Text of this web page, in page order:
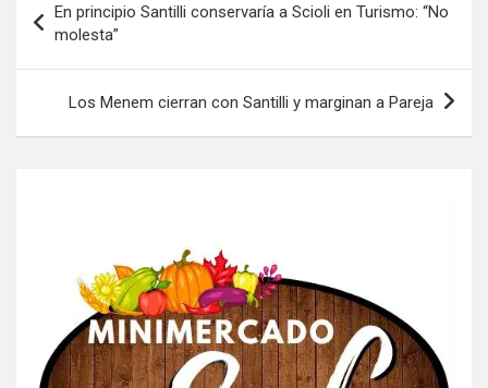
de
entradas
En principio Santilli conservaría a Scioli en Turismo: “No
molesta”
Los Menem cierran con Santilli y marginan a Pareja